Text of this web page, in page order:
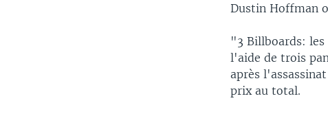
Dustin Hoffman
"3 Billboards: les
l'aide de trois
après
prix au total.